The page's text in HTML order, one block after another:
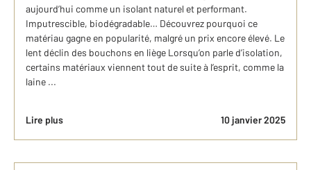
aujourd’hui comme un isolant naturel et performant.
Imputrescible, biodégradable… Découvrez pourquoi ce
matériau gagne en popularité, malgré un prix encore élevé. Le
lent déclin des bouchons en liège Lorsqu’on parle d’isolation,
certains matériaux viennent tout de suite à l’esprit, comme la
laine ...
Lire plus 10 janvier 2025